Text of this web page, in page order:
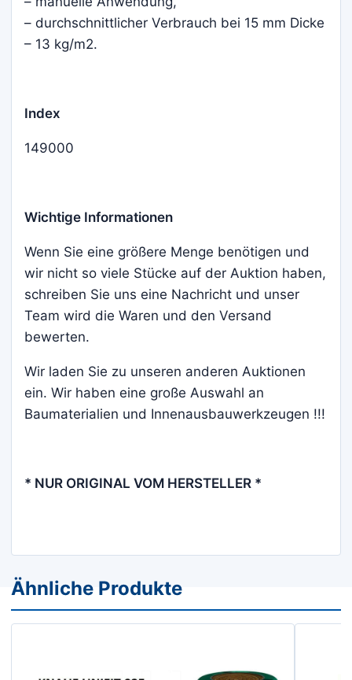
– durchschnittlicher Verbrauch bei 15 mm Dicke
– 13 kg/m2.
Index
149000
Wichtige Informationen
Wenn Sie eine größere Menge benötigen und
wir nicht so viele Stücke auf der Auktion haben,
schreiben Sie uns eine Nachricht und unser
Team wird die Waren und den Versand
bewerten.
Wir laden Sie zu unseren anderen Auktionen
ein. Wir haben eine große Auswahl an
Baumaterialien und Innenausbauwerkzeugen !!!
* NUR ORIGINAL VOM HERSTELLER *
Ähnliche Produkte